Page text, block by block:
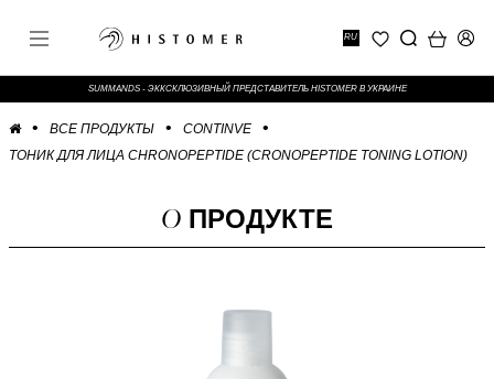
RU
SUMMANDS - ЭККСКЛЮЗИВНЫЙ ПРЕДСТАВИТЕЛЬ HISTOMER В УКРАИНЕ
ВСЕ ПРОДУКТЫ
CONTINVE
ТОНИК ДЛЯ ЛИЦА CHRONOPEPTIDE (CRONOPEPTIDE TONING LOTION)
О ПРОДУКТЕ